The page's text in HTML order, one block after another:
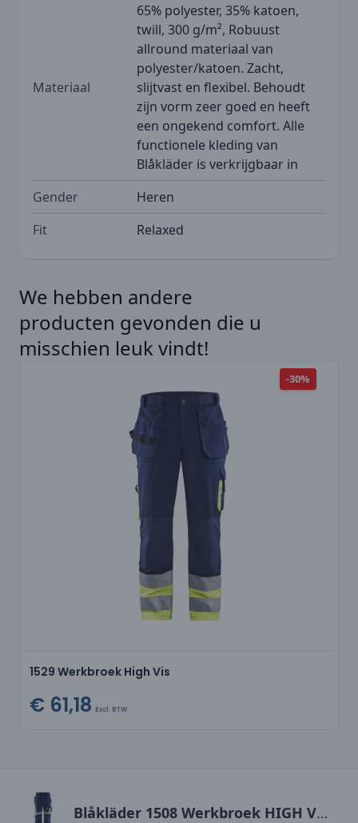
Materiaal
65% polyester, 35% katoen,
twill, 300 g/m², Robuust
allround materiaal van
polyester/katoen. Zacht,
slijtvast en flexibel. Behoudt
zijn vorm zeer goed en heeft
een ongekend comfort. Alle
functionele kleding van
Blåkläder is verkrijgbaar in
Gender
Heren
Fit
Relaxed
Druk hier om de carrousel over te slaan
We hebben andere
producten gevonden die u
misschien leuk vindt!
-30%
1529 Werkbroek High Vis
€ 61,18 Excl. BTW
Blåkläder 1508 Werkbroek HIGH VIS X1500